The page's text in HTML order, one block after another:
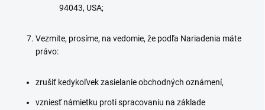
94043, USA;
Vezmite, prosíme, na vedomie, že podľa Nariadenia máte
právo:
zrušiť kedykoľvek zasielanie obchodných oznámení,
vzniesť námietku proti spracovaniu na základe